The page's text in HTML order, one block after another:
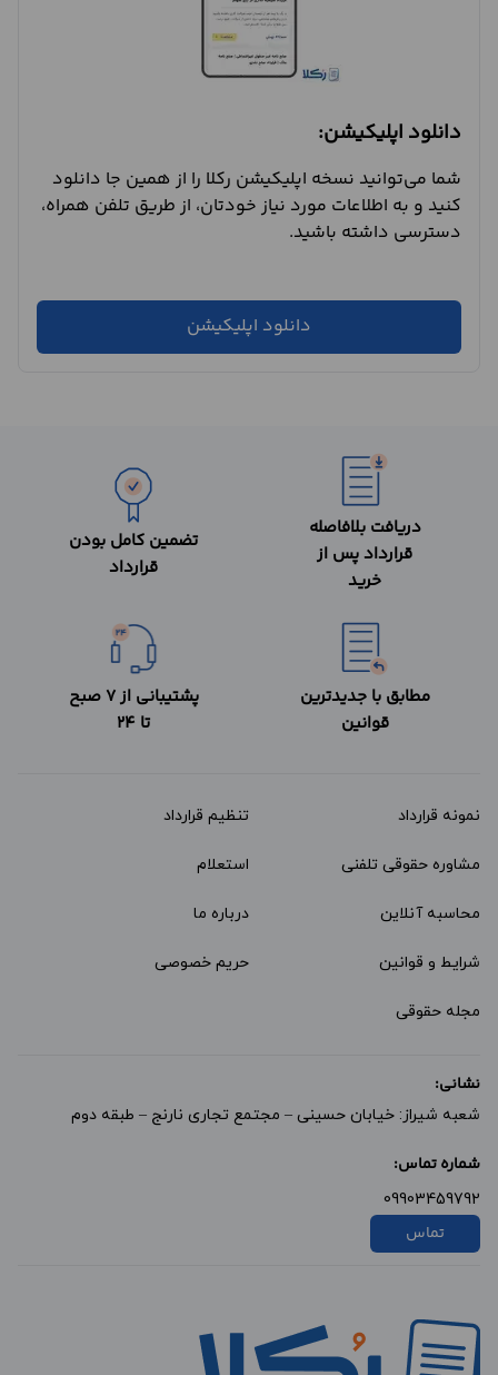
دانلود اپلیکیشن:
شما می‌توانید نسخه اپلیکیشن رکلا را از همین جا دانلود
کنید و به اطلاعات مورد نیاز خودتان، از طریق تلفن همراه،
دسترسی داشته باشید.
دانلود اپلیکیشن
دریافت بلافاصله
قرارداد پس از
خرید
تضمین کامل بودن
قرارداد
مطابق با جدیدترین
قوانین
پشتیبانی از 7 صبح
تا 24
نمونه قرارداد‌ تنظیم قرارداد
مشاوره حقوقی تلفنی استعلام
محاسبه آنلاین درباره ما
شرایط و قوانین حریم خصوصی
مجله حقوقی
نشانی:
شعبه شیراز: خیابان حسینی – مجتمع تجاری نارنج – طبقه دوم
شماره تماس:
09903459792
تماس